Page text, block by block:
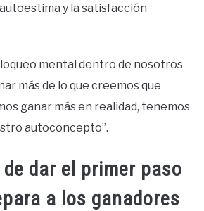
y la satisfacción
mental dentro de nosotros
más de lo que creemos que
ganar más en realidad, tenemos
autoconcepto”.
dar el primer paso
a los ganadores